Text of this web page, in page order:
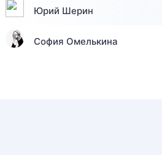
Юрий Шерин
София Омелькина